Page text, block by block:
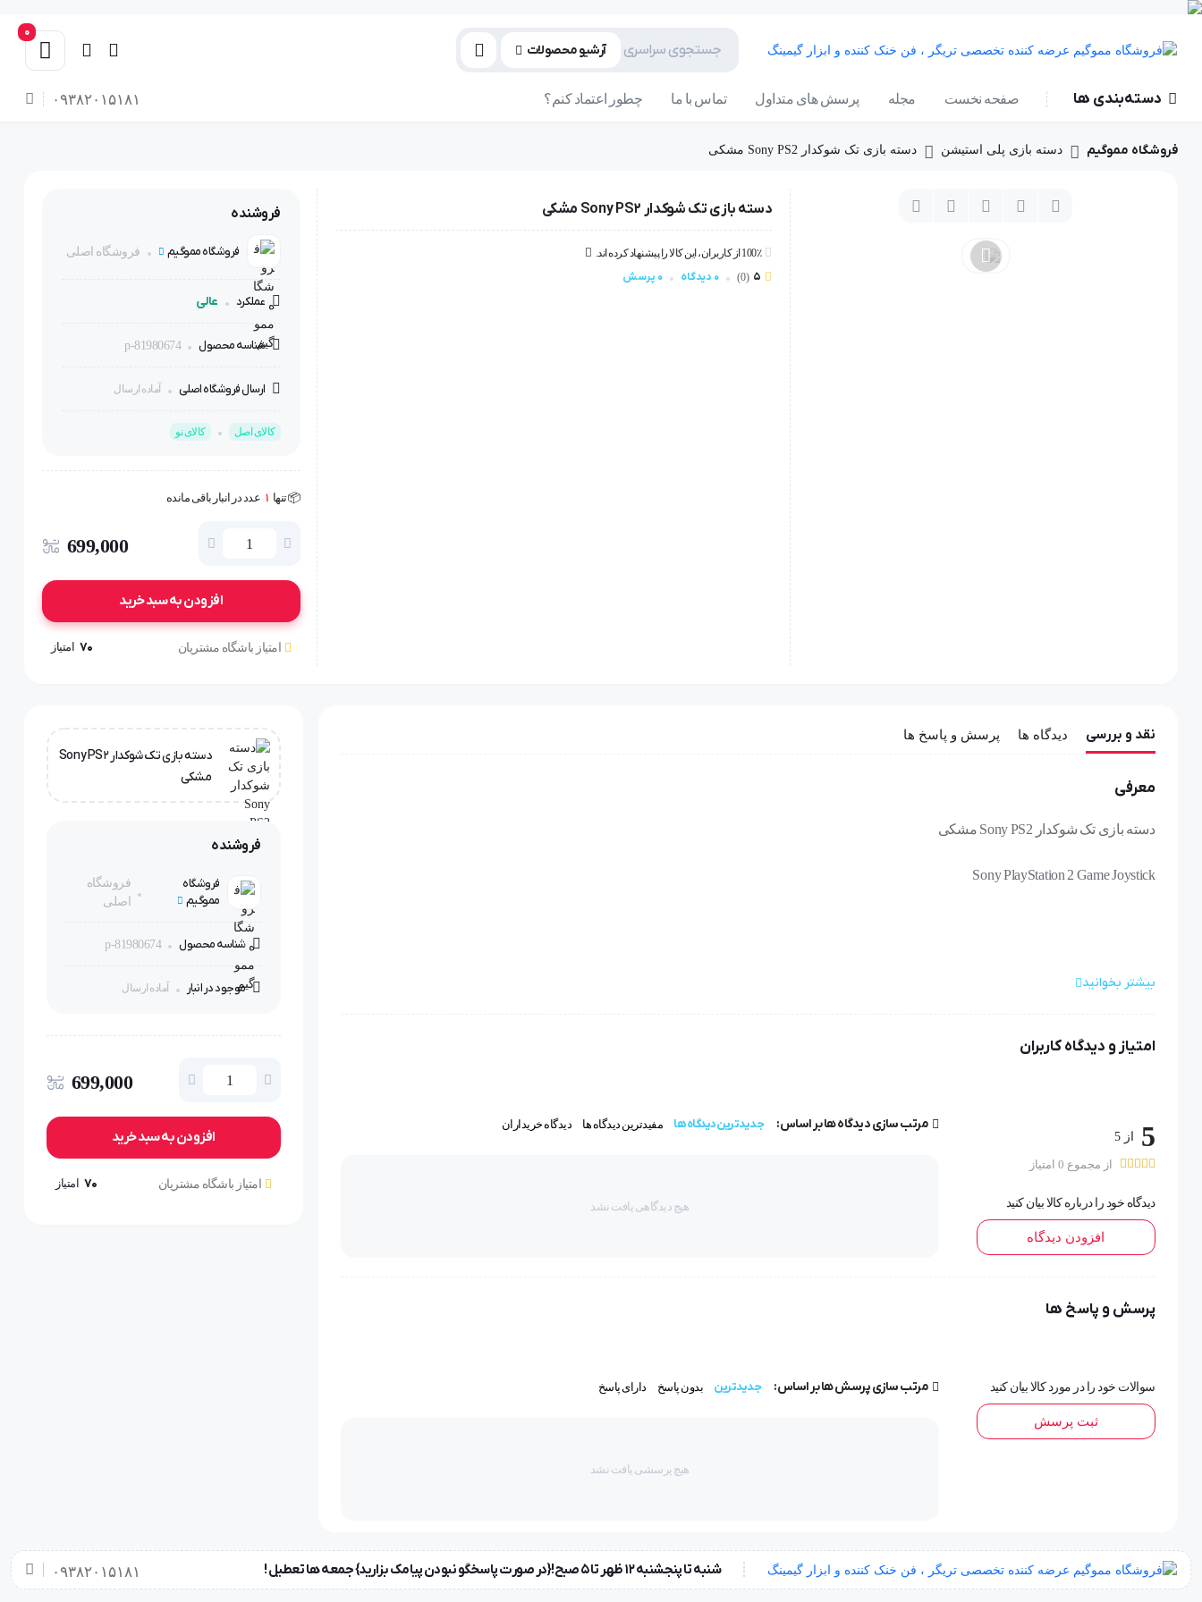
آرشیو محصولات
0
دسته‌بندی ها صفحه نخست مجله پرسش های متداول تماس با ما چطور اعتماد کنم؟ ۰۹۳۸۲۰۱۵۱۸۱
فروشگاه مموگیم دسته بازی پلی استیشن دسته بازی تک شوکدار Sony PS2 مشکی
دسته بازی تک شوکدار Sony PS2 مشکی
100٪ از کاربران، این کالا را پیشنهاد کرده اند.
5
(0) 0 دیدگاه 0 پرسش
فروشنده
فروشگاه مموگیم فروشگاه اصلی
عملکرد عالی
شناسه محصول p-81980674
ارسال فروشگاه اصلی آماده ارسال
کالای اصل کالای نو
📦 تنها 1 عدد در انبار باقی مانده
699,000
افزودن به سبد خرید
امتیاز باشگاه مشتریان 70 امتیاز
نقد و بررسی دیدگاه ها پرسش و پاسخ ها
معرفی
دسته بازی تک شوکدار Sony PS2 مشکی
Sony PlayStation 2 Game Joystick
دسته بازی باسیم شوکدار طرح سونی مناسب پلی استیشن 2 بدون IC
برخورداری از 15 کلید فیزیکی با عملکرد های متنوع، مجهز به نشانگر LED
بدنه ساخته شده از پلاستیک باکیفیت، مقاوم در برابر ضربه و فشار احتمالی
دارای طراحی ارگونومیک برای بازی طولانی مدت بدون خستگی دست
بیشتر بخوانید
امتیاز و دیدگاه کاربران
5 از 5
از مجموع 0 امتیاز
دیدگاه خود را درباره کالا بیان کنید
افزودن دیدگاه
مرتب سازی دیدگاه ها بر اساس: جدیدترین دیدگاه ها مفیدترین دیدگاه ها دیدگاه خریداران
هیچ دیدگاهی یافت نشد
پرسش و پاسخ ها
سوالات خود را در مورد کالا بیان کنید
ثبت پرسش
مرتب سازی پرسش ها بر اساس: جدیدترین بدون پاسخ دارای پاسخ
هیچ پرسشی یافت نشد
دسته بازی تک شوکدار Sony PS2
مشکی
فروشنده
فروشگاه
مموگیم
فروشگاه
اصلی
شناسه محصول p-81980674
موجود در انبار آماده ارسال
699,000
افزودن به سبد خرید
امتیاز باشگاه مشتریان 70 امتیاز
شنبه تا پنجشنبه ۱۲ ظهر تا 5 صبح!{در صورت پاسخگو نبودن پیامک بزارید} جمعه ها تعطیل ! ۰۹۳۸۲۰۱۵۱۸۱